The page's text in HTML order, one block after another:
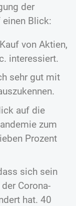
der
einen Blick:
von Aktien,
interessiert.
sehr gut mit
auf die
zum
Prozent
sich sein
Corona-
hat. 40